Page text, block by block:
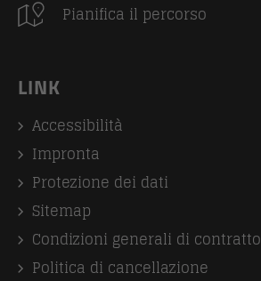
Pianifica il percorso
LINK
Accessibilità
Impronta
Protezione dei dati
Sitemap
Condizioni generali di contratto
Politica di cancellazione